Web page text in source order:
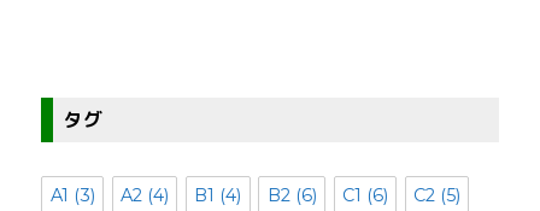
タグ
A1 (3) A2 (4) B1 (4) B2(6) C1 (6) C2 (5)